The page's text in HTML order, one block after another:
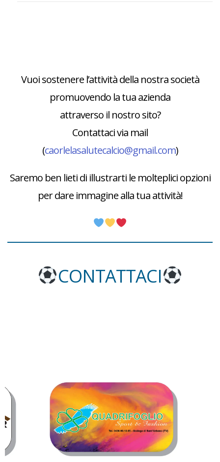
Vuoi sostenere l’attività della nostra società
promuovendo la tua azienda
attraverso il nostro sito?
Contattaci via mail
(caorlelasalutecalcio@gmail.com)
Saremo ben lieti di illustrarti le molteplici opzioni
per dare immagine alla tua attività!
CONTATTACI